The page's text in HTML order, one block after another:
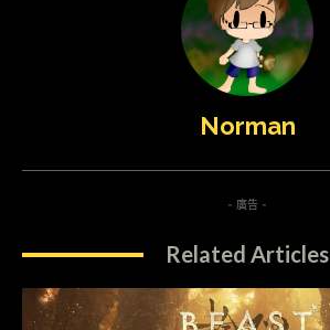
Norman
- 廣告 -
Related Articles